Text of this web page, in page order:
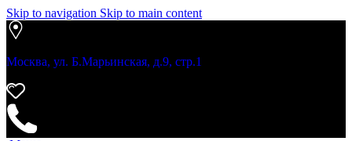
Skip to navigation Skip to main content
Москва, ул. Б.Марьинская, д.9, стр.1